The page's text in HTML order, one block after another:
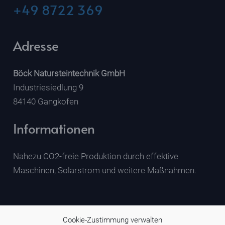
Cookie-Zustimmung verwalten
+49 8722 369
Adresse
Böck Natursteintechnik GmbH
Industriesiedlung 9
84140 Gangkofen
Informationen
Nahezu CO2-freie Produktion durch effektive
Maschinen, Solarstrom und weitere Maßnahmen.